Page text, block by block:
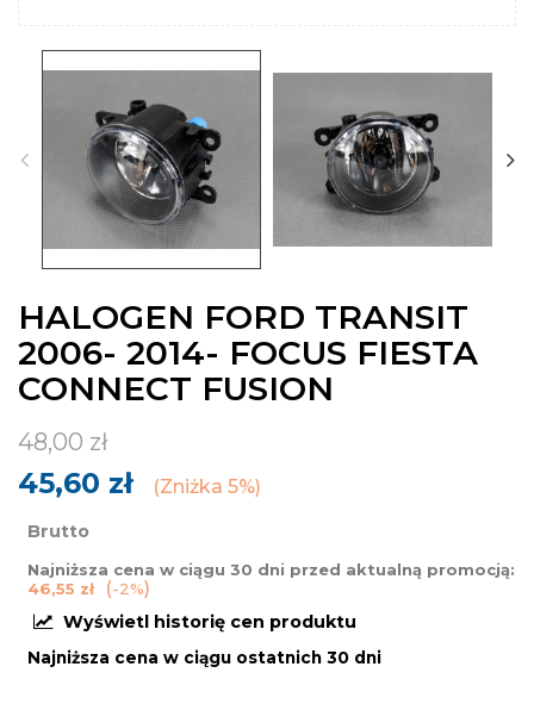
HALOGEN FORD TRANSIT
2006- 2014- FOCUS FIESTA
CONNECT FUSION
48,00 zł
45,60 zł Zniżka 5%
Brutto
Najniższa cena w ciągu 30 dni przed aktualną promocją:
46,55 zł
-2%
Wyświetl historię cen produktu
Najniższa cena w ciągu ostatnich 30 dni